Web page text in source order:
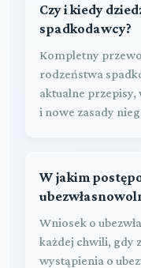
Czy i kiedy
spadkodawcy?
Kompletny
rodzeństwa
aktualne przepisy,
i nowe zasady
W jakim
Wniosek o
każdej chwili, gdy
wystąpienia o